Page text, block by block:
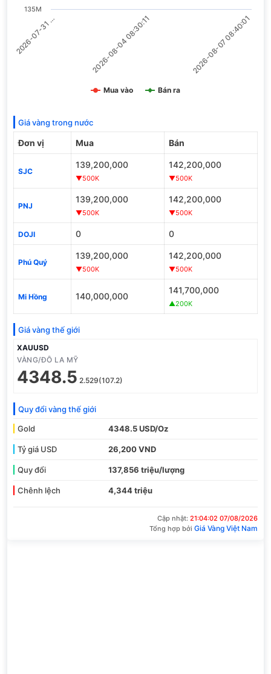
Mua vào Bán ra
2026-07-31 … 2026-08-04 08:30:11 2026-08-07 08:40:01
135M
Giá vàng trong nước
Đơn vị Mua Bán
SJC
139,200,000
▼500K
142,200,000
▼500K
PNJ
139,200,000
▼500K
142,200,000
▼500K
DOJI 0 0
Phú Quý
139,200,000
▼500K
142,200,000
▼500K
Mi Hồng 140,000,000
141,700,000
▲200K
Giá vàng thế giới
XAUUSD
VÀNG/ĐÔ LA MỸ
4348.5 2.529(107.2)
Quy đổi vàng thế giới
Gold
4348.5 USD/Oz
Tỷ giá USD 26,200 VND
Quy đổi 137,856 triệu/lượng
Chênh lệch 4,344 triệu
Cập nhật: 21:04:02 07/08/2026
Tổng hợp bởi Giá Vàng Việt Nam